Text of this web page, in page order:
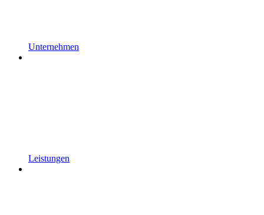
Unternehmen
Leistungen